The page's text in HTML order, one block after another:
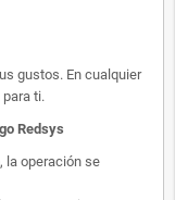
gustos. En cualquier
ti.
Redsys
la operación se